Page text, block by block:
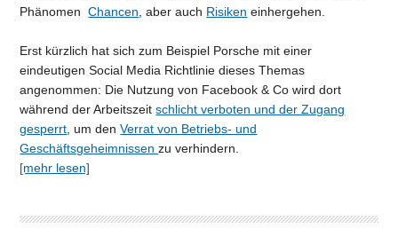
PhänomenChancen , aber auch Risiken einhergehen.
Erst kürzlich hat sich zum Beispiel Porsche mit einer
eindeutigen Social Media Richtlinie dieses Themas
angenommen: Die Nutzung von Facebook & Co wird dort
während der Arbeitszeitschlicht verboten und der Zugang
gesperrt, um denVerrat von Betriebs- und
Geschäftsgeheimnissenzu verhindern.
[mehr lesen]